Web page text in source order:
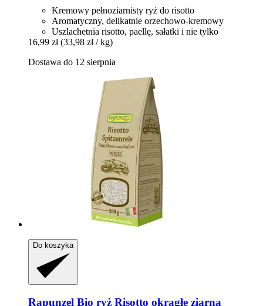
Kremowy pełnoziarnisty ryż do risotto
Aromatyczny, delikatnie orzechowo-kremowy
Uszlachetnia risotto, paellę, sałatki i nie tylko
16,99 zł (33,98 zł / kg)
Dostawa do 12 sierpnia
Do koszyka
Rapunzel Bio ryż Risotto okrągłe ziarna